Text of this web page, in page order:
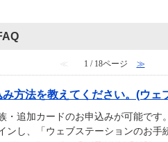
≪ 1 / 18ページ ≫
方法を教えてください。(ウェ
・追加カードのお申込みが可能です
ンし、「ウェブステーションのお